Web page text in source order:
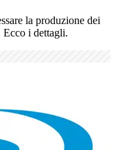
la produzione dei
i dettagli.